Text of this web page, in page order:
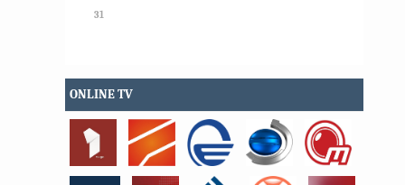
31
ONLINE TV